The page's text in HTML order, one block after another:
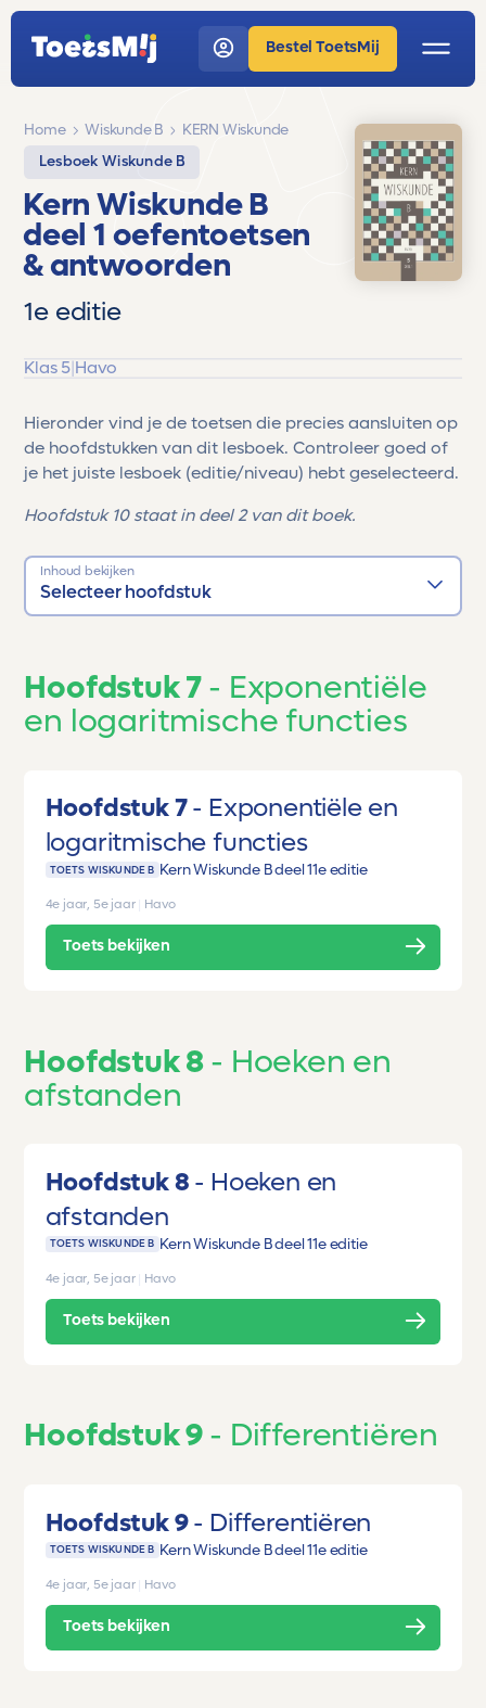
Bestel ToetsMij
Home Wiskunde B
KERN Wiskunde
Lesboek Wiskunde B
Kern Wiskunde B
deel 1 oefentoetsen
& antwoorden
1e editie
Klas 5|Havo
Hieronder vind je de toetsen die precies aansluiten op
de hoofdstukken van dit lesboek. Controleer goed of
je het juiste lesboek (editie/niveau) hebt geselecteerd.
Hoofdstuk 10 staat in deel 2 van dit boek.
Inhoud bekijken
Selecteer hoofdstuk
Hoofdstuk 7
Exponentiële
en logaritmische functies
Hoofdstuk 7
Exponentiële en
logaritmische functies
TOETS WISKUNDE B Kern Wiskunde B deel 11e editie
4e jaar, 5e jaar Havo
Toets bekijken
Hoofdstuk 8
Hoeken en
afstanden
Hoofdstuk 8
Hoeken en
afstanden
TOETS WISKUNDE B Kern Wiskunde B deel 11e editie
4e jaar, 5e jaar Havo
Toets bekijken
Hoofdstuk 9 Differentiëren
Hoofdstuk 9 Differentiëren
TOETS WISKUNDE B Kern Wiskunde B deel 11e editie
4e jaar, 5e jaar Havo
Toets bekijken